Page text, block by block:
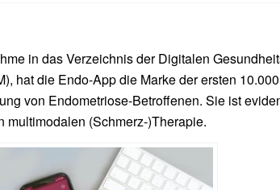
in das Verzeichnis der Digitalen
hat die Endo-App die Marke der ersten
von Endometriose-Betroffenen. Sie ist
(Schmerz-)Therapie.